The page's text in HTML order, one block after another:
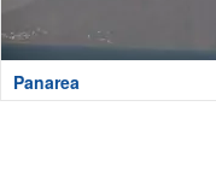
Panarea